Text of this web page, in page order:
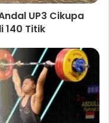
UP3 Cikupa
140 Titik